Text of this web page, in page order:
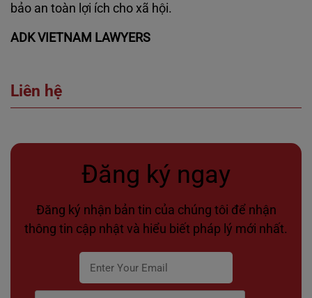
bảo an toàn lợi ích cho xã hội.
ADK VIETNAM LAWYERS
Liên hệ
Đăng ký ngay
Đăng ký nhận bản tin của chúng tôi để nhận
thông tin cập nhật và hiểu biết pháp lý mới nhất.